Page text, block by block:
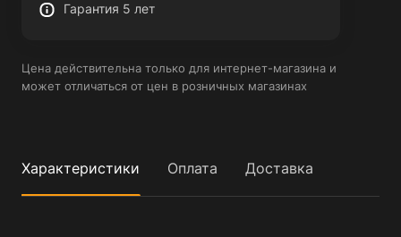
Гарантия 5 лет
Цена действительна только для интернет-магазина и
может отличаться от цен в розничных магазинах
Характеристики Оплата Доставка